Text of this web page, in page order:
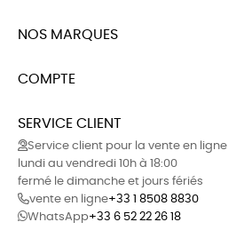
NOS MARQUES
COMPTE
SERVICE CLIENT
Service client pour la vente en ligne
lundi au vendredi 10h à 18:00
fermé le dimanche et jours fériés
vente en ligne+33 1 8508 8830
WhatsApp+33 6 52 22 26 18